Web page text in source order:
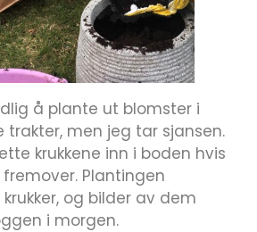
å plante ut blomster i
trakter, men jeg tar sjansen.
krukkene inn i boden hvis
Plantingen
og bilder av dem
i morgen.